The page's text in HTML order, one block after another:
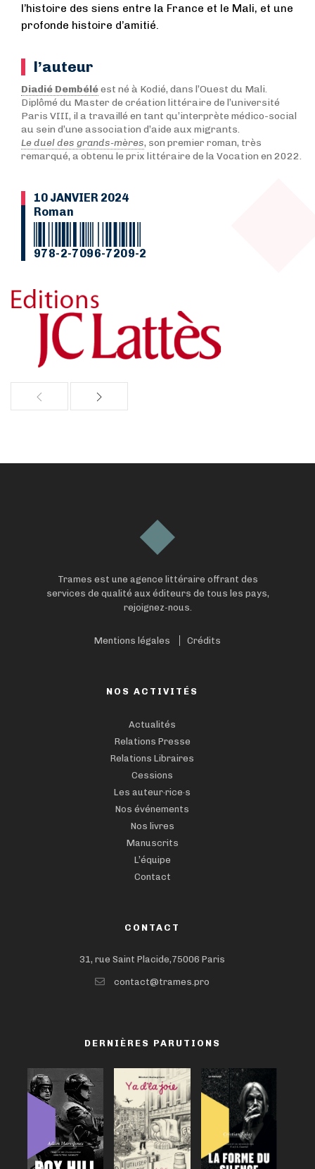
l’histoire des siens entre la France et le Mali, et une
profonde histoire d’amitié.
l’auteur
Diadié Dembéléest né à Kodié, dans l’Ouest du Mali.
Diplômé du Master de création littéraire de l’université
Paris VIII, il a travaillé en tant qu’interprète médico-social
au sein d’une association d’aide aux migrants.
Le duel des grands-mères, son premier roman, très
remarqué, a obtenu le prix littéraire de la Vocation en 2022.
10 JANVIER 2024
Roman
978-2-7096-7209-2
Trames est une agence littéraire offrant des
services de qualité aux éditeurs de tous les pays,
rejoignez-nous.
Mentions légales Crédits
NOS ACTIVITÉS
Actualités
Relations Presse
Relations Libraires
Cessions
Les auteur·rice·s
Nos événements
Nos livres
Manuscrits
L’équipe
Contact
CONTACT
31, rue Saint Placide,75006 Paris
contact@trames.pro
DERNIÈRES PARUTIONS